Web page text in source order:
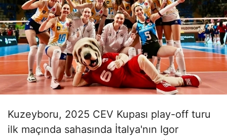
Kuzeyboru, 2025 CEV Kupası play-off turu
ilk maçında sahasında İtalya'nın Igor